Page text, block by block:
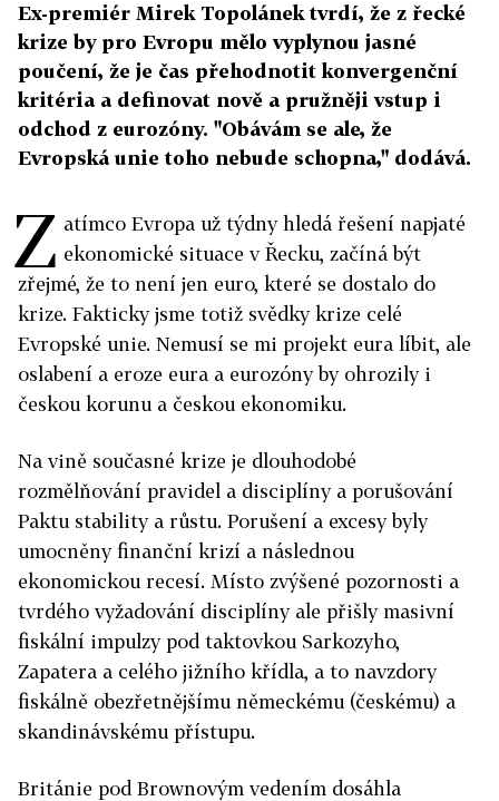
Ex-premiér Mirek Topolánek tvrdí, že z řecké
krize by pro Evropu mělo vyplynou jasné
poučení, že je čas přehodnotit konvergenční
kritéria a definovat nově a pružněji vstup i
odchod z eurozóny. "Obávám se ale, že
Evropská unie toho nebude schopna," dodává.
Z atímco Evropa už týdny hledá řešení napjaté
ekonomické situace v Řecku, začíná být
zřejmé, že to není jen euro, které se dostalo do
krize. Fakticky jsme totiž svědky krize celé
Evropské unie. Nemusí se mi projekt eura líbit, ale
oslabení a eroze eura a eurozóny by ohrozily i
českou korunu a českou ekonomiku.
Na vině současné krize je dlouhodobé
rozmělňování pravidel a disciplíny a porušování
Paktu stability a růstu. Porušení a excesy byly
umocněny finanční krizí a následnou
ekonomickou recesí. Místo zvýšené pozornosti a
tvrdého vyžadování disciplíny ale přišly masivní
fiskální impulzy pod taktovkou Sarkozyho,
Zapatera a celého jižního křídla, a to navzdory
fiskálně obezřetnějšímu německému (českému) a
skandinávskému přístupu.
Británie pod Brownovým vedením dosáhla